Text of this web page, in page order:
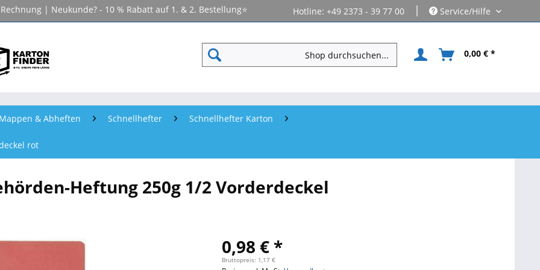
| Neukunde? - 10 % Rabatt auf 1. & 2. Bestellung⭐ Hotline: +49 2373 - 39 77 00 | Service/Hilfe
0,00 € *
& Abheften Schnellhefter Schnellhefter Karton
rot
Heftung 250g 1/2 Vorderdeckel
0,98 € *
Bruttopreis: 1,17 €